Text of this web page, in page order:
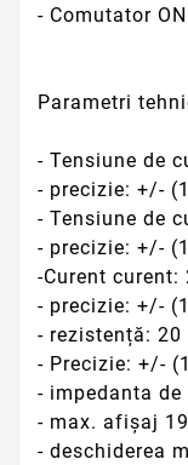
- Comutator
Parametri
- Tensiune de
- precizie: +/-
- Tensiune de
- precizie: +/-
-Curent
- precizie: +/-
- rezistență: 20
- Precizie: +/-
- impedanta de
- max. afișaj
- deschiderea